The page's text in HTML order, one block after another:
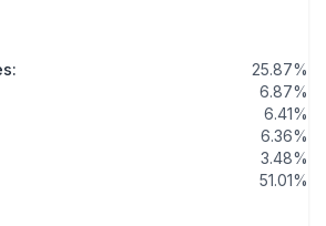
: 25.87%
6.87%
6.41%
6.36%
3.48%
51.01%